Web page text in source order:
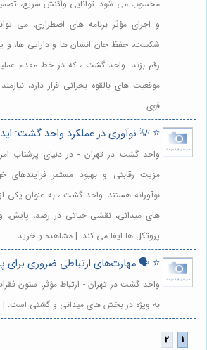
محسوب می شود. توانایی واکنش سریع،
و اجرای مؤثر برنامه های اضطراری، می
شکست، حفظ جان انسان ها و دارایی ها، و
رقم بزند. واحد گشت ، که در خط مقدم
موقعیت های بالقوه بحرانی قرار دارد،
قوی
⭐️ 💡 نوآوری در عملکرد واحد گشت:
واحد گشت در تهران - در دنیای پرشتاب
مزیت رقابتی و بهبود مستمر فرآیندهای
نوآورانه هستند. واحد گشت ، به عنوان یکی
های میدانی، نقشی حیاتی در رصد، پایش،
پروتکل ها ایفا می کند. | مشاهده و خرید
⭐️ 🗣️ مهارت‌های ارتباطی ضروری
واحد گشت در تهران - ارتباط مؤثر، ستون
به ویژه در بخش های میدانی و گشتی است. |